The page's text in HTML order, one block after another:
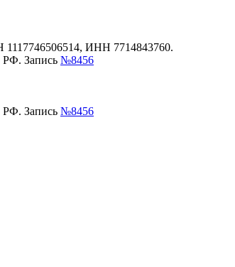
ИНН 7714843760.
РФ. Запись №8456
РФ. Запись №8456